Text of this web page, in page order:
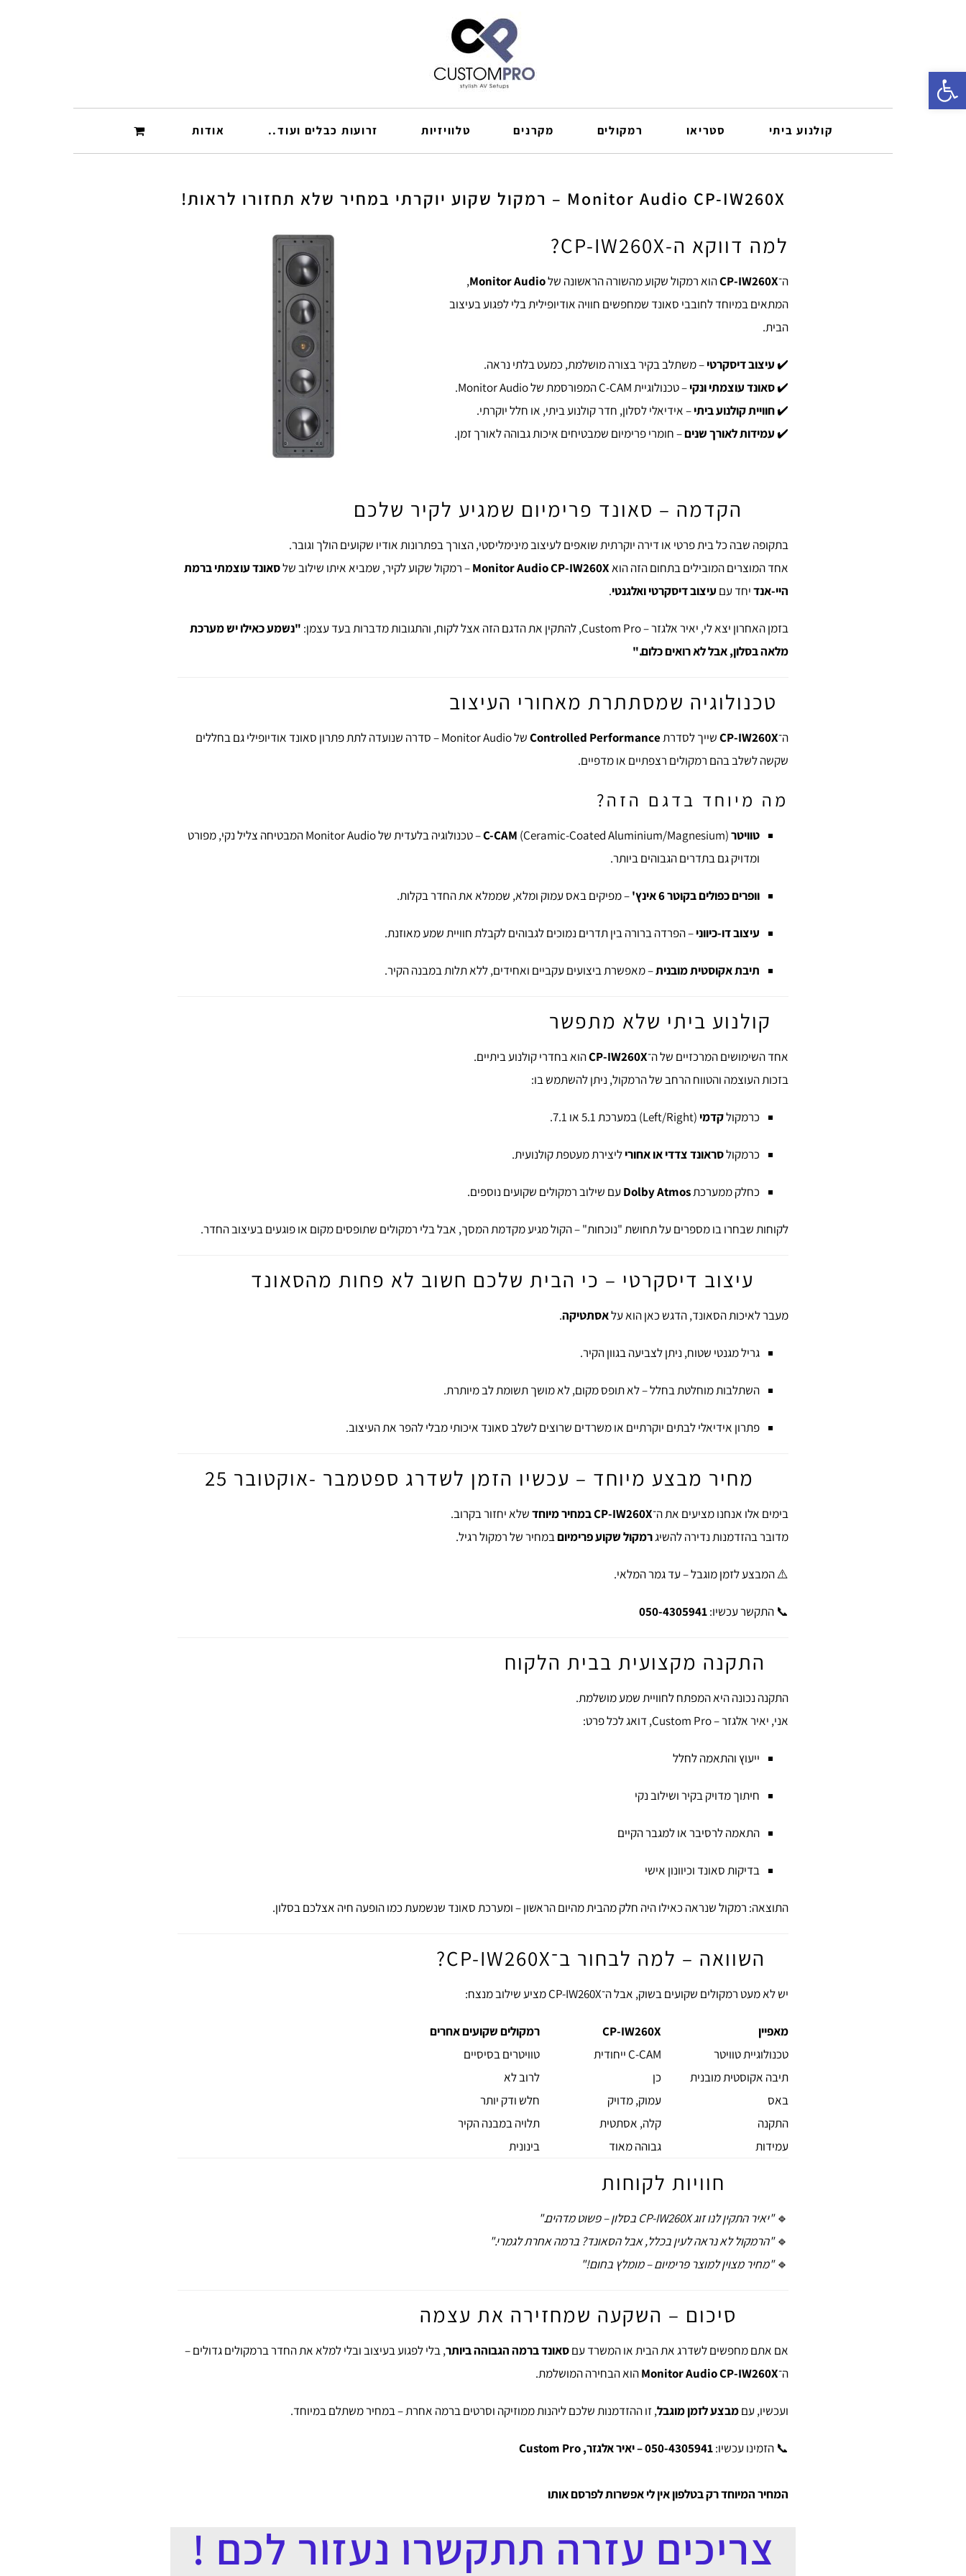
קולנוע ביתי סטריאו רמקולים מקרנים טלוויזיות זרועות כבלים ועוד.. אודות
Monitor Audio CP-IW260X – רמקול שקוע יוקרתי במחיר שלא תחזורו לראות!
למה דווקא ה-CP-IW260X?
ה־CP-IW260Xהוא רמקול שקוע מהשורה הראשונה שלMonitor Audio
,
המתאים במיוחד לחובבי סאונד שמחפשים חוויה אודיופילית בלי לפגוע בעיצוב
הבית.
✔️ עיצוב דיסקרטי– משתלב בקיר בצורה מושלמת, כמעט בלתי נראה.
✔️סאונד עוצמתי ונקי– טכנולוגיית C-CAM המפורסמת של Monitor Audio.
✔️חוויית קולנוע ביתי– אידיאלי לסלון, חדר קולנוע ביתי, או חלל יוקרתי.
✔️ עמידות לאורך שנים– חומרי פרימיום שמבטיחים איכות גבוהה לאורך זמן.
הקדמה – סאונד פרימיום שמגיע לקיר שלכם
בתקופה שבה כל בית פרטי או דירה יוקרתית שואפים לעיצוב מינימליסטי, הצורך בפתרונות אודיו שקועים הולך וגובר.
אחד המוצרים המובילים בתחום הזה הואMonitor Audio CP-IW260X– רמקול שקוע לקיר, שמביא איתו שילוב שלסאונד עוצמתי ברמת
היי-אנדיחד עם עיצוב דיסקרטי ואלגנטי.
בזמן האחרון יצא לי, יאיר אלגזר – Custom Pro, להתקין את הדגם הזה אצל לקוח, והתגובות מדברות בעד עצמן:
"נשמע כאילו יש מערכת
מלאה בסלון, אבל לא רואים כלום."
טכנולוגיה שמסתתרת מאחורי העיצוב
ה־CP-IW260Xשייך לסדרתControlled Performance
של Monitor Audio – סדרה שנועדה לתת פתרון סאונד אודיופילי גם בחללים
שקשה לשלב בהם רמקולים רצפתיים או מדפיים.
מה מיוחד בדגם הזה?
טוויטר C-CAM
(Ceramic-Coated Aluminium/Magnesium) – טכנולוגיה בלעדית של Monitor Audio המבטיחה צליל נקי, מפורט
ומדויק גם בתדרים הגבוהים ביותר.
וופרים כפולים בקוטר 6 אינץ' – מפיקים באס עמוק ומלא, שממלא את החדר בקלות.
עיצוב דו-כיווני– הפרדה ברורה בין תדרים נמוכים לגבוהים לקבלת חוויית שמע מאוזנת.
תיבת אקוסטית מובנית– מאפשרת ביצועים עקביים ואחידים, ללא תלות במבנה הקיר.
קולנוע ביתי שלא מתפשר
אחד השימושים המרכזיים של ה־CP-IW260Xהוא בחדרי קולנוע ביתיים.
בזכות העוצמה והטווח הרחב של הרמקול, ניתן להשתמש בו:
כרמקולקדמי(Left/Right) במערכת 5.1 או 7.1.
כרמקולסראונד צדדי או אחוריליצירת מעטפת קולנועית.
כחלק ממערכתDolby Atmosעם שילוב רמקולים שקועים נוספים.
לקוחות שבחרו בו מספרים על תחושת "נוכחות" – הקול מגיע מקדמת המסך, אבל בלי רמקולים שתופסים מקום או פוגעים בעיצוב החדר.
עיצוב דיסקרטי – כי הבית שלכם חשוב לא פחות מהסאונד
מעבר לאיכות הסאונד, הדגש כאן הוא עלאסתטיקה.
גריל מגנטי שטוח, ניתן לצביעה בגוון הקיר.
השתלבות מוחלטת בחלל – לא תופס מקום, לא מושך תשומת לב מיותרת.
פתרון אידיאלי לבתים יוקרתיים או משרדים שרוצים לשלב סאונד איכותי מבלי להפר את העיצוב.
מחיר מבצע מיוחד – עכשיו הזמן לשדרג ספטמבר -אוקטובר 25
בימים אלו אנחנו מציעים את ה־CP-IW260X במחיר מיוחד
שלא יחזור בקרוב.
מדובר בהזדמנות נדירה להשיגרמקול שקוע פרימיוםבמחיר של רמקול רגיל.
⚠️ המבצע לזמן מוגבל – עד גמר המלאי.
📞 התקשר עכשיו:050-4305941
התקנה מקצועית בבית הלקוח
התקנה נכונה היא המפתח לחוויית שמע מושלמת.
אני, יאיר אלגזר – Custom Pro, דואג לכל פרט:
ייעוץ והתאמה לחלל
חיתוך מדויק בקיר ושילוב נקי
התאמה לרסיבר או למגבר הקיים
בדיקות סאונד וכיוונון אישי
התוצאה: רמקול שנראה כאילו היה חלק מהבית מהיום הראשון – ומערכת סאונד שנשמעת כמו הופעה חיה אצלכם בסלון.
השוואה – למה לבחור ב־CP-IW260X?
יש לא מעט רמקולים שקועים בשוק, אבל ה־CP-IW260X מציע שילוב מנצח:
מאפיין CP-IW260X
רמקולים שקועים אחרים
טכנולוגיית טוויטר
C-CAM ייחודית
טוויטרים בסיסיים
תיבה אקוסטית מובנית
כן
לרוב לא
באס
עמוק, מדויק
חלש ודק יותר
התקנה
קלה, אסתטית
תלויה במבנה הקיר
עמידות
גבוהה מאוד בינונית
חוויות לקוחות
🔹"יאיר התקין לנו זוג CP-IW260X בסלון – פשוט מדהים."
🔹"הרמקול לא נראה לעין בכלל, אבל הסאונד? ברמה אחרת לגמרי."
🔹"מחיר מצוין למוצר פרימיום – מומלץ בחום!"
סיכום – השקעה שמחזירה את עצמה
אם אתם מחפשים לשדרג את הבית או המשרד עםסאונד ברמה הגבוהה ביותר, בלי לפגוע בעיצוב ובלי למלא את החדר ברמקולים גדולים –
ה־Monitor Audio CP-IW260Xהוא הבחירה המושלמת.
ועכשיו, עםמבצע לזמן מוגבל, זו ההזדמנות שלכם ליהנות ממוזיקה וסרטים ברמה אחרת – במחיר משתלם במיוחד.
📞 הזמינו עכשיו:050-4305941 – יאיר אלגזר, Custom Pro
המחיר המיוחד רק בטלפון אין לי אפשרות לפרסם אותו
צריכים עזרה תתקשרו נעזור לכם !
פתח סרגל נגישות